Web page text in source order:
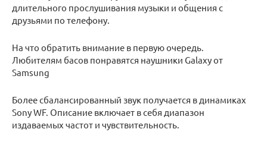
длительного прослушивания музыки и общения с
друзьями по телефону.
На что обратить внимание в первую очередь.
Любителям басов понравятся наушники Galaxy от
Samsung
Более сбалансированный звук получается в динамиках
Sony WF. Описание включает в себя диапазон
издаваемых частот и чувствительность.